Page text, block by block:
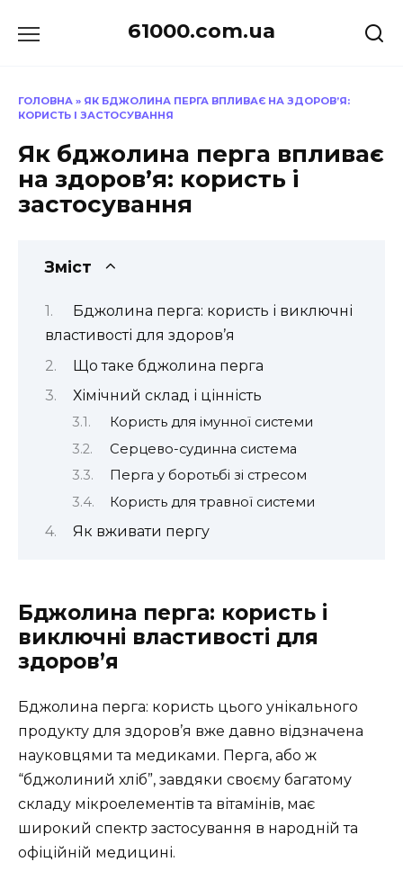
до
61000.com.ua
ГОЛОВНА » ЯК БДЖОЛИНА ПЕРГА ВПЛИВАЄ НА ЗДОРОВ’Я:
КОРИСТЬ І ЗАСТОСУВАННЯ
Як бджолина перга впливає
на здоров’я: користь і
застосування
Зміст
Бджолина перга: користь і виключні
властивості для здоров’я
Що таке бджолина перга
Хімічний склад і цінність
Користь для імунної системи
Серцево-судинна система
Перга у боротьбі зі стресом
Користь для травної системи
Як вживати пергу
Бджолина перга: користь і
виключні властивості для
здоров’я
Бджолина перга: користь цього унікального
продукту для здоров’я вже давно відзначена
науковцями та медиками. Перга, або ж
“бджолиний хліб”, завдяки своєму багатому
складу мікроелементів та вітамінів, має
широкий спектр застосування в народній та
офіційній медицині.